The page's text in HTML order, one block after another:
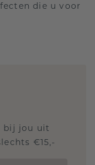
die u voor
bij jou uit
€15,-